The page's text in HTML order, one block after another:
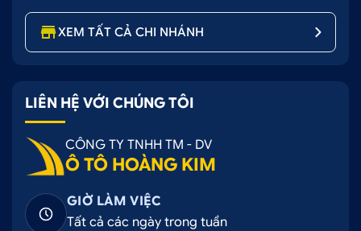
XEM TẤT CẢ CHI NHÁNH
LIÊN HỆ VỚI CHÚNG TÔI
CÔNG TY TNHH TM - DV
Ô TÔ HOÀNG KIM
GIỜ LÀM VIỆC
Tất cả các ngày trong tuần